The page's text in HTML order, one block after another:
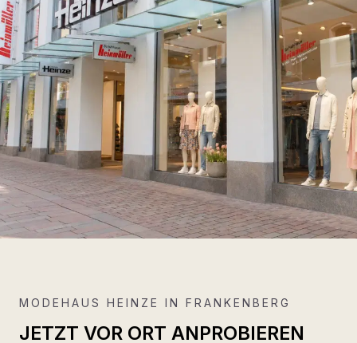
MODEHAUS HEINZE IN FRANKENBERG
JETZT VOR ORT ANPROBIEREN